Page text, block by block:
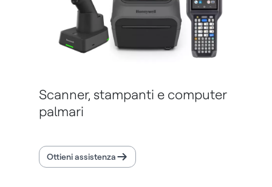
Scanner, stampanti e computer
palmari
Ottieni assistenza